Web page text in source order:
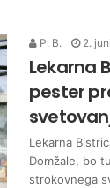
P. B. 2.
Lekarna
pester
Lekarna
Domžale, bo
strokovnega